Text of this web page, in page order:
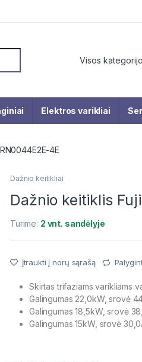
Elektros varikliai
4E
Dažnio keitikliai
Dažnio keitiklis
Turime: 2 vnt. sandėlyje
Įtraukti į norų sąrašą
Skirtas trifaziams varikliams
Galingumas 22,0kW, srovė
Galingumas 18,5kW, srovė
Galingumas 15kW, srovė